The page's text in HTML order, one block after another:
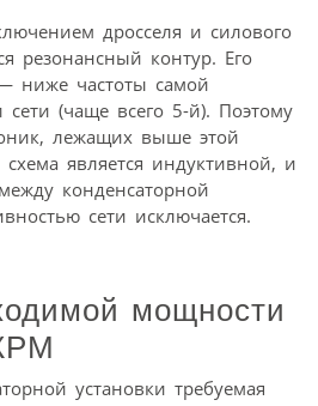
дросселя и силового
резонансный контур. Его
ниже частоты самой
(чаще всего 5-й). Поэтому
лежащих выше этой
является индуктивной, и
конденсаторной
сети исключается.
мощности
установки требуемая